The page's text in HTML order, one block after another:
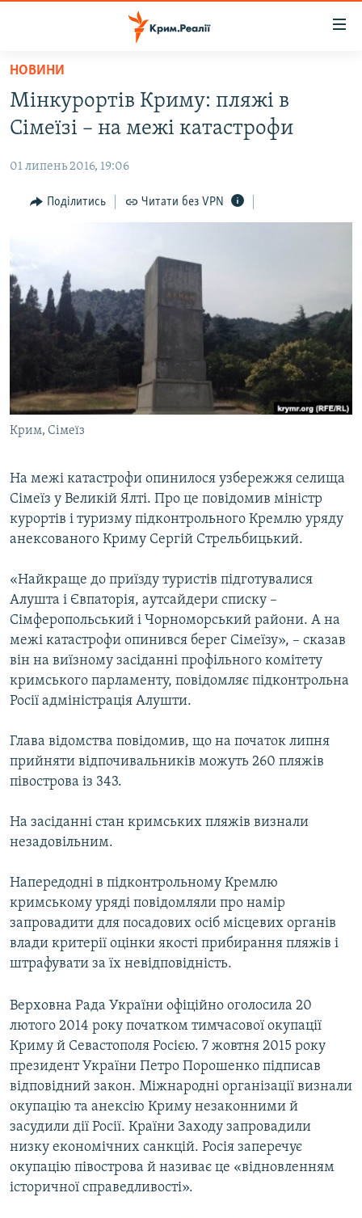
Перейти
основного
матеріалу
до
навігації
пошуку
ВОДА.КРИМ
ПОЛІТИКА
БЛОГИ
ІНТЕРВ'Ю
ВСЕ ЗА ДЕНЬ
СПЕЦПРОЕКТИ
ДЕПОРТАЦІЯ
ВІДЕОУРОКИ «ELIFBE»
СВІДЧЕННЯ ОКУПАЦІЇ
УКРАЇНСЬКА ПРОБЛЕМА КРИМУ
ЯК ОБІЙТИ БЛОКУВАННЯ
Русский
Qırımtatar
Усі сайти RFE/RL
НОВИНИ
Мінкурортів Криму: пляжі в
Сімеїзі – на межі катастрофи
01 липень 2016, 19:06
Поділитись Читати без VPN
Крим, Сімеїз
На межі катастрофи опинилося узбережжя селища
Сімеїз у Великій Ялті. Про це повідомив міністр
курортів і туризму підконтрольного Кремлю уряду
анексованого Криму Сергій Стрельбицький.
«Найкраще до приїзду туристів підготувалися
Алушта і Євпаторія, аутсайдери списку –
Сімферопольський і Чорноморський райони. А на
межі катастрофи опинився берег Сімеїзу», – сказав
він на виїзному засіданні профільного комітету
кримського парламенту, повідомляє підконтрольна
Росії адміністрація Алушти.
Глава відомства повідомив, що на початок липня
прийняти відпочивальників можуть 260 пляжів
півострова із 343.
На засіданні стан кримських пляжів визнали
незадовільним.
Напередодні в підконтрольному Кремлю
кримському уряді повідомляли про намір
запровадити для посадових осіб місцевих органів
влади критерії оцінки якості прибирання пляжів і
штрафувати за їх невідповідність.
Верховна Рада України офіційно оголосила 20
лютого 2014 року початком тимчасової окупації
Криму й Севастополя Росією. 7 жовтня 2015 року
президент України Петро Порошенко підписав
відповідний закон. Міжнародні організації визнали
окупацію та анексію Криму незаконними й
засудили дії Росії. Країни Заходу запровадили
низку економічних санкцій. Росія заперечує
окупацію півострова й називає це «відновленням
історичної справедливості».